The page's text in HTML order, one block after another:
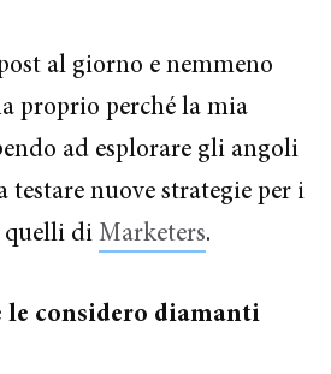
al giorno e nemmeno
proprio perché la mia
ad esplorare gli angoli
testare nuove strategie per i
quelli diMarketers.
le considero diamanti